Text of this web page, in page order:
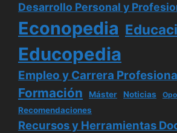
Desarrollo Personal y
Econopedia
Educopedia
Empleo y Carrera
Formación Máster Noticias
Recomendaciones
Recursos y Herramientas